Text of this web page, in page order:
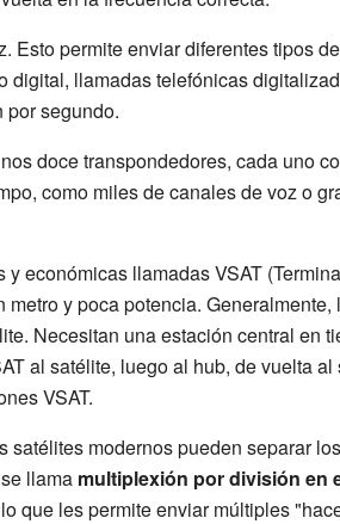
permite enviar diferentes tipos
llamadas telefónicas
segundo.
doce transpondedores, cada uno
como miles de canales de voz o
económicas llamadas VSAT
y poca potencia.
Necesitan una estación central en
al satélite, luego al hub, de vuelta
VSAT.
modernos pueden separar
llama multiplexión por división en
que les permite enviar múltiples